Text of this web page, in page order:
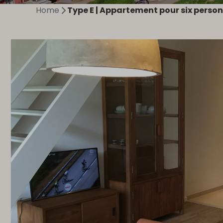
Home Type E | Appartement pour six